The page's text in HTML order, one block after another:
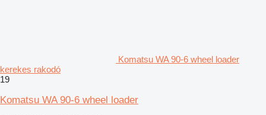
Komatsu WA 90-6 wheel loader
kerekes rakodó
19
Komatsu WA 90-6 wheel loader